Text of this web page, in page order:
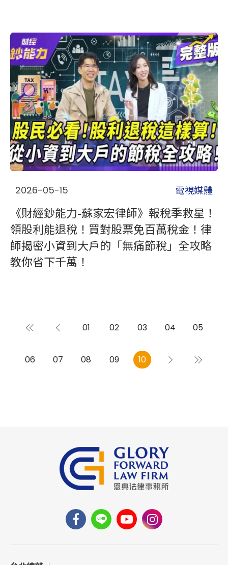
2026-05-15 電視媒體
《財經鈔能力-蘇家宏律師》報稅季救星！
領股利能退稅！買對股票免百萬稅金！律
師揭密小資到大戶的「無痛節稅」全攻略
教你省下千萬！
01 02 03 04 05
06 07 08 09 10